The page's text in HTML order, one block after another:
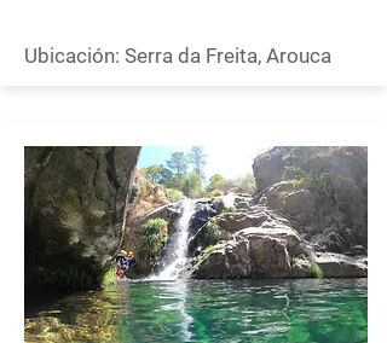
Ubicación: Serra da Freita, Arouca